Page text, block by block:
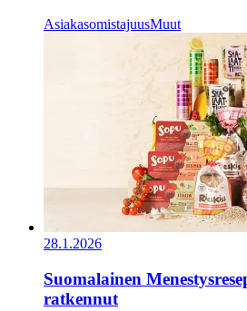
AsiakasomistajuusMuut
28.1.2026
Suomalainen
ratkennut